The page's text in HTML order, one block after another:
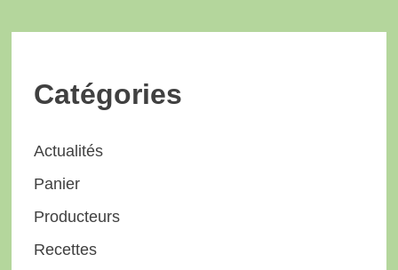
Catégories
Actualités
Panier
Producteurs
Recettes